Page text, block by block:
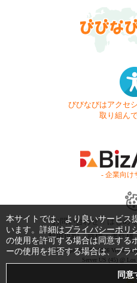
びびなびはアクセ
取り組ん
- 企業向け
お問い合わせ はじめ
利用規約
商標・著作権
Copyright © 1999-2026 Vivid
Server US (45) @
本サイトでは、より良いサービス
います。詳細はプライバシーポリ
の使用を許可する場合は同意する
ーの使用を拒否する場合は、ブラ